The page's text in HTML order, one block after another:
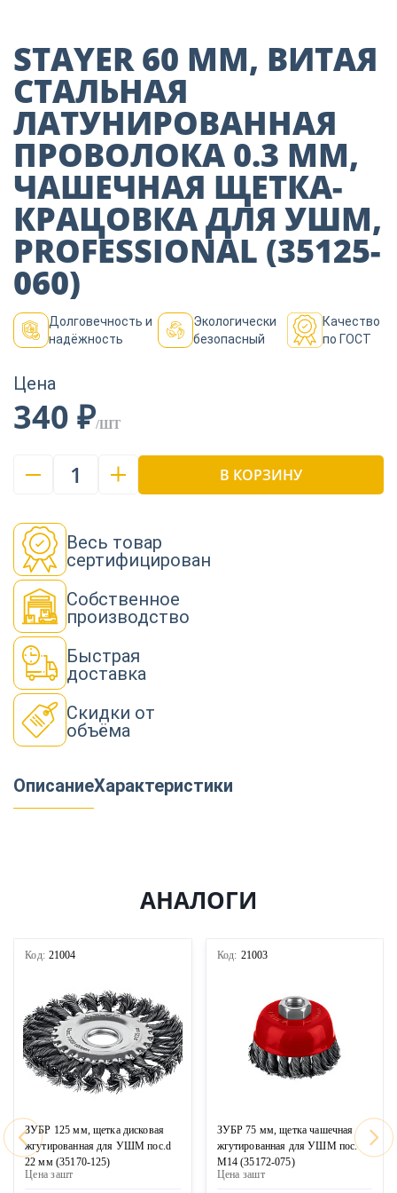
Пиломатериалы
Декор
Изоляция
Инструменты
Продукция из
дерева
STAYER 60 ММ, ВИТАЯ
СТАЛЬНАЯ
ЛАТУНИРОВАННАЯ
ПРОВОЛОКА 0.3 ММ,
ЧАШЕЧНАЯ ЩЕТКА-
КРАЦОВКА ДЛЯ УШМ,
PROFESSIONAL (35125-
060)
Долговечность и
надёжность
Экологически
безопасный
Качество
по ГОСТ
Цена
340 ₽/ШТ
1 В КОРЗИНУ
Весь товар
сертифицирован
Собственное
производство
Быстрая
доставка
Скидки от
объёма
ОписаниеХарактеристики
АНАЛОГИ
Код: 21004
ЗУБР 125 мм, щетка дисковая
жгутированная для УШМ пос.d
22 мм (35170-125)
Цена зашт
Код: 21003
ЗУБР 75 мм, щетка чашечная
жгутированная для УШМ пос.
М14 (35172-075)
Цена зашт